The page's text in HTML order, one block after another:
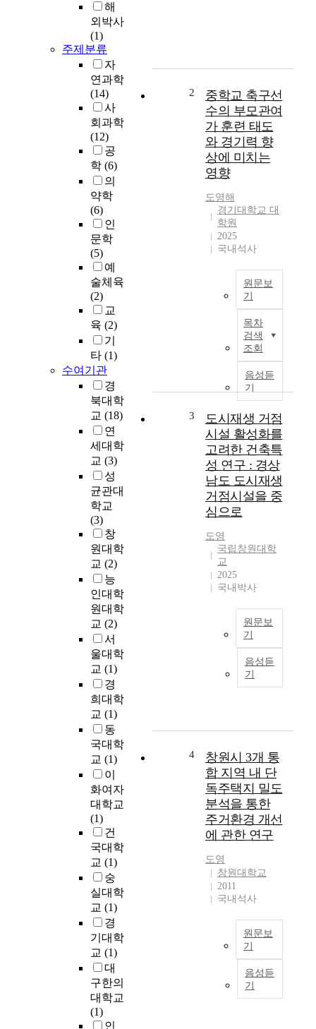
해
외박사
(1)
주제분류
자
연과학
(14)
사
회과학
(12)
공
학 (6)
의
약학
(6)
인
문학
(5)
예
술체육
(2)
교
육 (2)
기
타 (1)
수여기관
경
북대학
교 (18)
연
세대학
교 (3)
성
균관대
학교
(3)
창
원대학
교 (2)
능
인대학
원대학
교 (2)
서
울대학
교 (1)
경
희대학
교 (1)
동
국대학
교 (1)
이
화여자
대학교
(1)
건
국대학
교 (1)
숭
실대학
교 (1)
경
기대학
교 (1)
대
구한의
대학교
(1)
인
2
중학교 축구선
수의 부모관여
가 훈련 태도
와 경기력 향
상에 미치는
영향
도영해
경기대학교 대
학원
2025
국내석사
원문보
기
목차
검색
조회
음성듣
기
3
도시재생 거점
시설 활성화를
고려한 건축특
성 연구 : 경상
남도 도시재생
거점시설을 중
심으로
도영
국립창원대학
교
2025
국내박사
원문보
기
음성듣
기
4
창원시 3개 통
합 지역 내 단
독주택지 밀도
분석을 통한
주거환경 개선
에 관한 연구
도영
창원대학교
2011
국내석사
원문보
기
음성듣
기